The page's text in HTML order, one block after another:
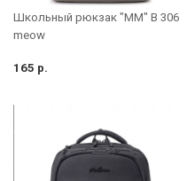
Школьный рюкзак "MM" B 306
meow
165 р.